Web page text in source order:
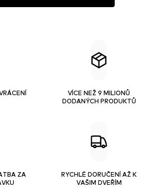
VÍCE NEŽ 9 MILIONŮ
DODANÝCH PRODUKTŮ
ZA
RYCHLÉ DORUČENÍ AŽ K
VAŠIM DVEŘÍM